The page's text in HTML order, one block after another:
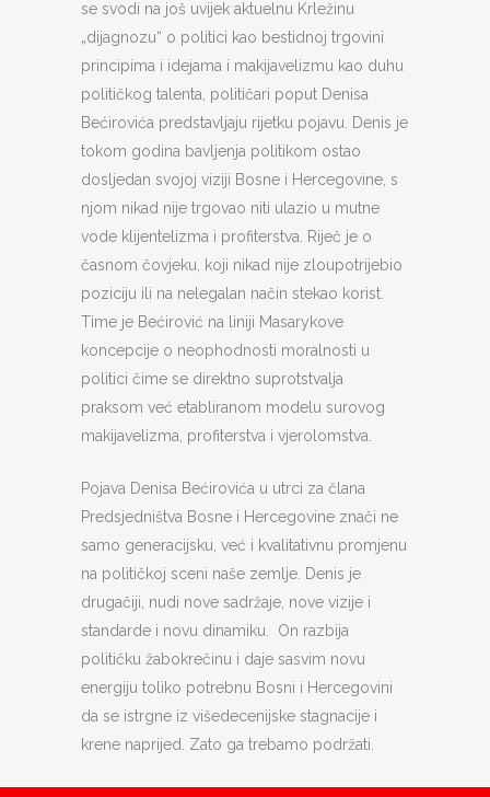
se svodi na još uvijek aktuelnu Krležinu
„dijagnozu“ o politici kao bestidnoj trgovini
principima i idejama i makijavelizmu kao duhu
političkog talenta, političari poput Denisa
Bećirovića predstavljaju rijetku pojavu. Denis je
tokom godina bavljenja politikom ostao
dosljedan svojoj viziji Bosne i Hercegovine, s
njom nikad nije trgovao niti ulazio u mutne
vode klijentelizma i profiterstva. Riječ je o
časnom čovjeku, koji nikad nije zloupotrijebio
poziciju ili na nelegalan način stekao korist.
Time je Bećirović na liniji Masarykove
koncepcije o neophodnosti moralnosti u
politici čime se direktno suprotstvalja
praksom već etabliranom modelu surovog
makijavelizma, profiterstva i vjerolomstva.
Pojava Denisa Bećirovića u utrci za člana
Predsjedništva Bosne i Hercegovine znači ne
samo generacijsku, već i kvalitativnu promjenu
na političkoj sceni naše zemlje. Denis je
drugačiji, nudi nove sadržaje, nove vizije i
standarde i novu dinamiku. On razbija
političku žabokrečinu i daje sasvim novu
energiju toliko potrebnu Bosni i Hercegovini
da se istrgne iz višedecenijske stagnacije i
krene naprijed. Zato ga trebamo podržati.